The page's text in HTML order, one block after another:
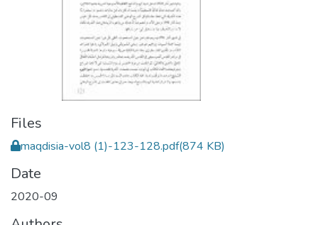
Files
maqdisia-vol8 (1)-123-128.pdf(874 KB)
Date
2020-09